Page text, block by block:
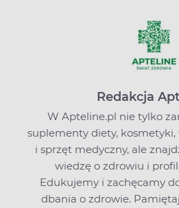
Redakcja
W Apteline.pl nie tylko
suplementy diety,
i sprzęt medyczny, ale
wiedzę o zdrowiu i
Edukujemy i zachęcamy
dbania o zdrowie.